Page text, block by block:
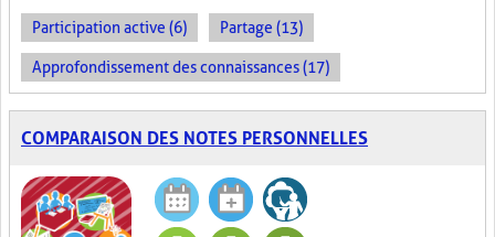
Participation active (6) Partage (13)
Approfondissement des connaissances (17)
COMPARAISON DES NOTES PERSONNELLES